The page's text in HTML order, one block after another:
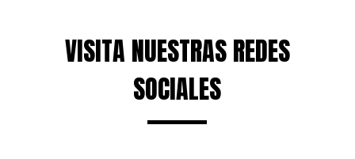
VISITA NUESTRAS REDES
SOCIALES